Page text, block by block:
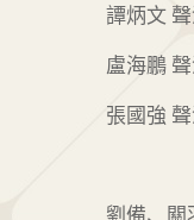
譚炳文
盧海鵬
張國強